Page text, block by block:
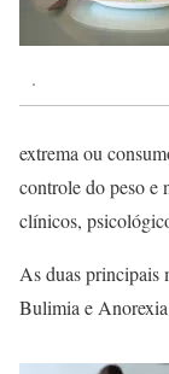
.
extrema ou
controle do peso e
clínicos,
As duas principais
Bulimia e